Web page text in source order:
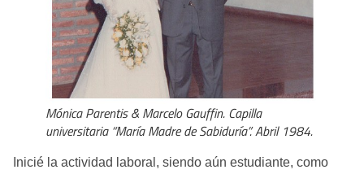
Mónica Parentis & Marcelo Gauffin. Capilla
universitaria “María Madre de Sabiduría”. Abril 1984.
Inicié la actividad laboral, siendo aún estudiante, como